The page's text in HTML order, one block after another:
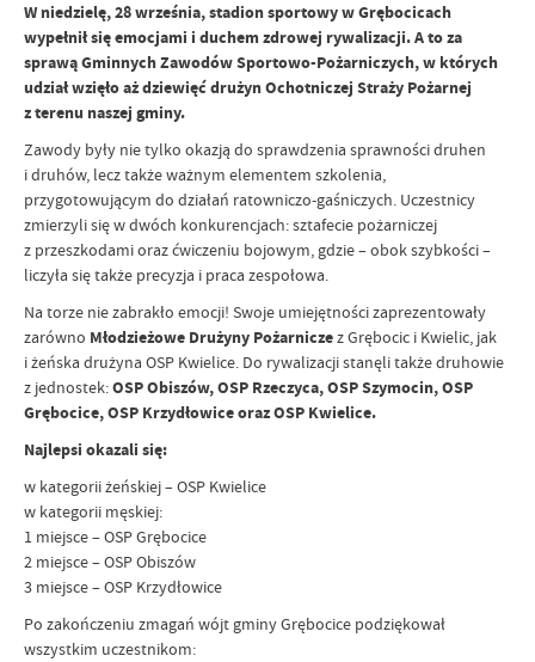
W niedzielę, 28 września, stadion sportowy w Grębocicach
wypełnił się emocjami i duchem zdrowej rywalizacji. A to za
sprawą Gminnych Zawodów Sportowo-Pożarniczych, w których
udział wzięło aż dziewięć drużyn Ochotniczej Straży Pożarnej
z terenu naszej gminy.
Zawody były nie tylko okazją do sprawdzenia sprawności druhen
i druhów, lecz także ważnym elementem szkolenia,
przygotowującym do działań ratowniczo-gaśniczych. Uczestnicy
zmierzyli się w dwóch konkurencjach: sztafecie pożarniczej
z przeszkodami oraz ćwiczeniu bojowym, gdzie – obok szybkości –
liczyła się także precyzja i praca zespołowa.
Na torze nie zabrakło emocji! Swoje umiejętności zaprezentowały
zarówno Młodzieżowe Drużyny Pożarniczez Grębocic i Kwielic, jak
i żeńska drużyna OSP Kwielice. Do rywalizacji stanęli także druhowie
z jednostek:OSP Obiszów, OSP Rzeczyca, OSP Szymocin, OSP
Grębocice, OSP Krzydłowice oraz OSP Kwielice.
Najlepsi okazali się:
w kategorii żeńskiej – OSP Kwielice
w kategorii męskiej:
1 miejsce – OSP Grębocice
2 miejsce – OSP Obiszów
3 miejsce – OSP Krzydłowice
Po zakończeniu zmagań wójt gminy Grębocice podziękował
wszystkim uczestnikom: